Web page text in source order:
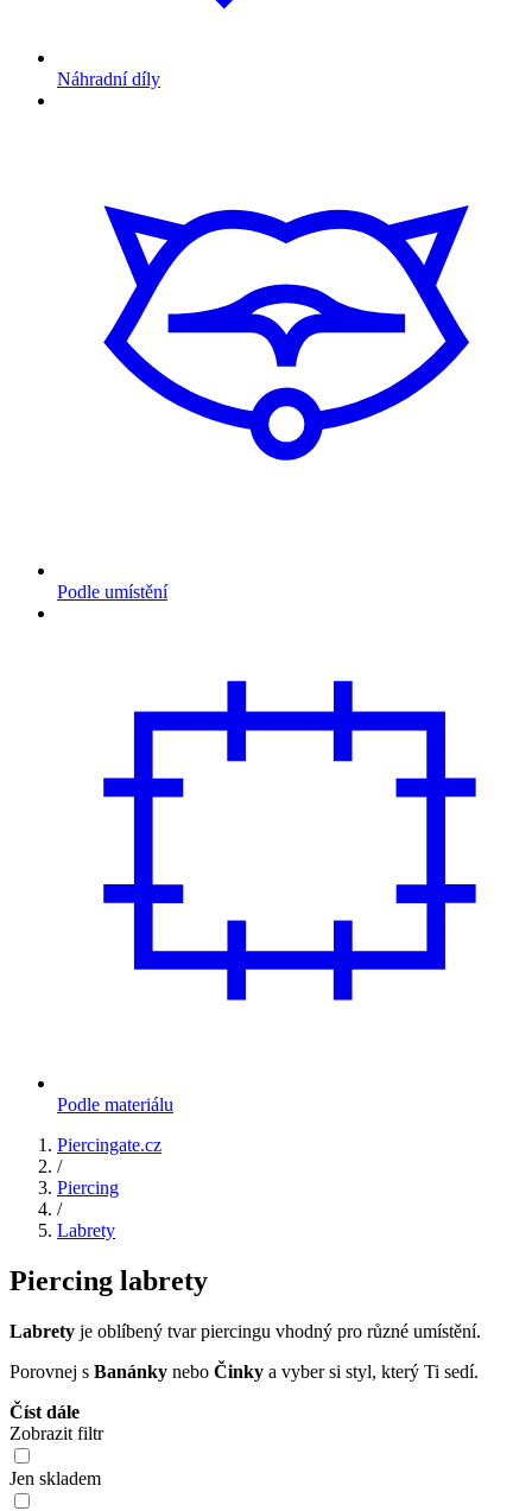
Náhradní díly
Podle umístění
Podle materiálu
Piercingate.cz
/
Piercing
/
Labrety
Piercing labrety
Labrety je oblíbený tvar piercingu vhodný pro různé umístění.
Porovnej s Banánky nebo Činky a vyber si styl, který Ti sedí.
Číst dále
Zobrazit filtr
Jen skladem